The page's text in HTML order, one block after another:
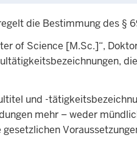
die Bestimmung des §
of Science [M.Sc.]“,
und -
mehr – weder